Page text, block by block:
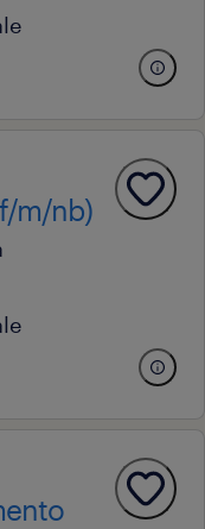
m/nb)